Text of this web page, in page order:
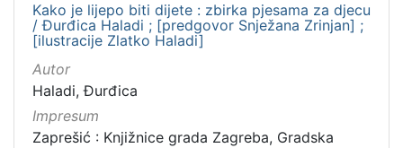
Kako je lijepo biti dijete : zbirka pjesama za djecu
/ Đurđica Haladi ; [predgovor Snježana Zrinjan] ;
[ilustracije Zlatko Haladi]
Autor
Haladi, Đurđica
Impresum
Zaprešić : Knjižnice grada Zagreba, Gradska